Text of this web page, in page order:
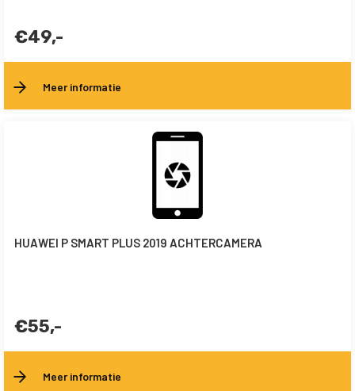
€49,-
Meer informatie
HUAWEI P SMART PLUS 2019 ACHTERCAMERA
€55,-
Meer informatie